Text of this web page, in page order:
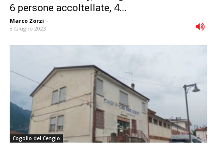
6 persone accoltellate, 4...
Marco Zorzi -
8 Giugno 2023
Cogollo del Cengio